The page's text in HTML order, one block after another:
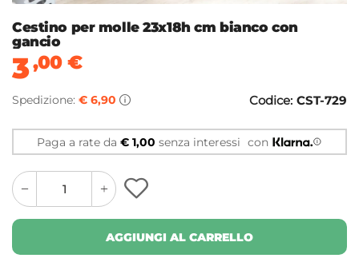
Cestino per molle 23x18h cm bianco con
gancio
3,00 €
Spedizione: € 6,90 Codice: CST-729
Paga a rate da€ 1,00 senza interessi con
quantity
button
quantity
minus
button
AGGIUNGI AL CARRELLO